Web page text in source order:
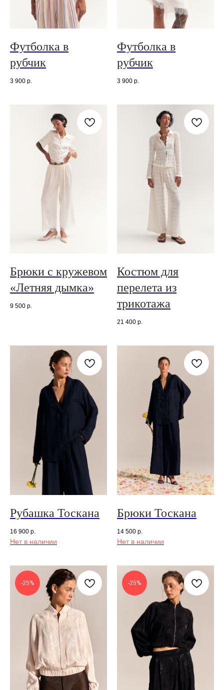
Футболка в
рубчик
3 900 р.
Футболка в
рубчик
3 900 р.
Брюки с кружевом
«Летняя дымка»
9 500 р.
Костюм для
перелета из
трикотажа
21 400 р.
Рубашка Тоскана
16 900 р.
Нет в наличии
Брюки Тоскана
14 500 р.
Нет в наличии
-25% -25%